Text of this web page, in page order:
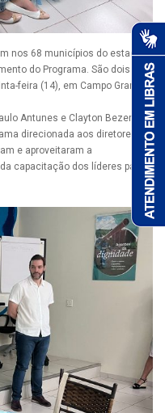
nos 68 municípios do estado
do Programa. São dois dias
feira (14), em Campo Grande.
Antunes e Clayton Bezerra já
direcionada aos diretores.
e aproveitaram a
capacitação dos líderes para a